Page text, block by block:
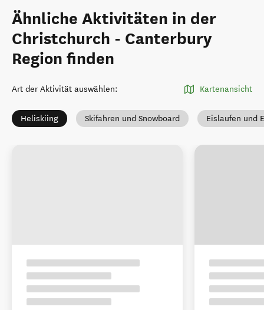
Ähnliche Aktivitäten in der
Christchurch - Canterbury
Region finden
Art der Aktivität auswählen: Kartenansicht
Heliskiing Skifahren und Snowboard Eislaufen und